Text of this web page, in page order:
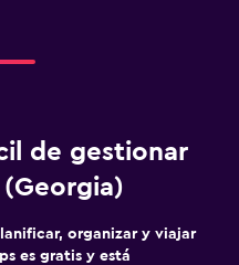
de gestionar
organizar y viajar
es gratis y está